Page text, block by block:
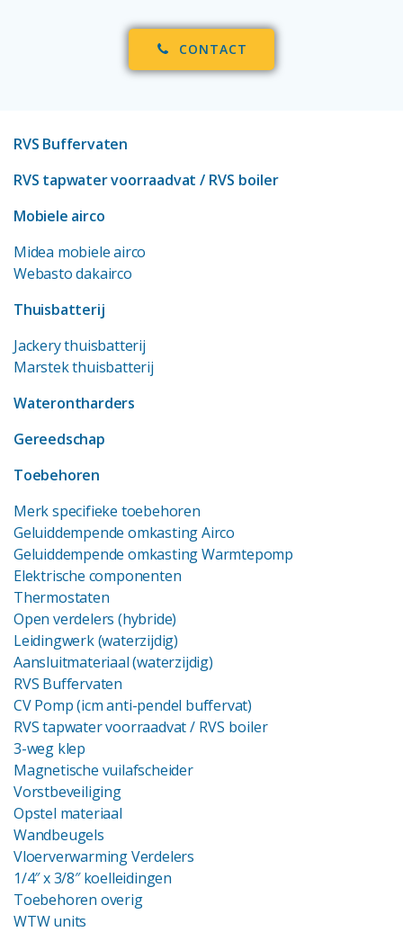
CONTACT
RVS Buffervaten
RVS tapwater voorraadvat / RVS boiler
Mobiele airco
Midea mobiele airco
Webasto dakairco
Thuisbatterij
Jackery thuisbatterij
Marstek thuisbatterij
Waterontharders
Gereedschap
Toebehoren
Merk specifieke toebehoren
Geluiddempende omkasting Airco
Geluiddempende omkasting Warmtepomp
Elektrische componenten
Thermostaten
Open verdelers (hybride)
Leidingwerk (waterzijdig)
Aansluitmateriaal (waterzijdig)
RVS Buffervaten
CV Pomp (icm anti-pendel buffervat)
RVS tapwater voorraadvat/ RVS boiler
3-weg klep
Magnetische vuilafscheider
Vorstbeveiliging
Opstel materiaal
Wandbeugels
Vloerverwarming Verdelers
1/4″ x 3/8″ koelleidingen
Toebehoren overig
WTW units